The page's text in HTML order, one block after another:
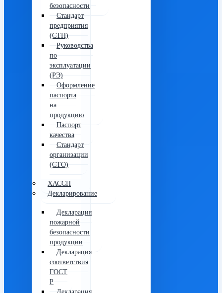
безопасности
Стандарт
предприятия
(СТП)
Руководства
по
эксплуатации
(РЭ)
Оформление
паспорта
на
продукцию
Паспорт
качества
Стандарт
организации
(СТО)
ХАССП
Декларирование
Декларация
пожарной
безопасности
продукции
Декларация
соответствия
ГОСТ
Р